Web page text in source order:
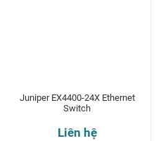
Juniper EX4400-24X Ethernet
Switch
Liên hệ